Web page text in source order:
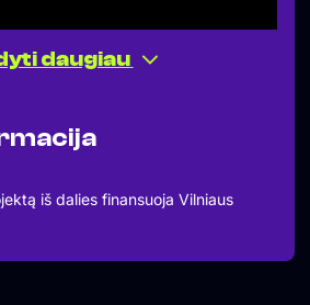
daugiau
iš dalies finansuoja Vilniaus